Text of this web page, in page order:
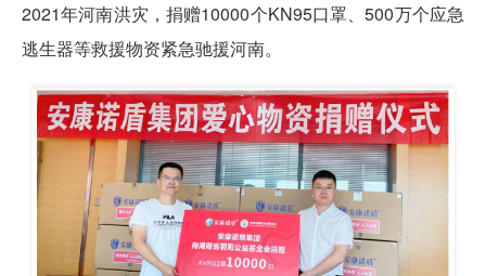
2021年河南洪灾，捐赠10000个KN95口罩、500万个应急
逃生器等救援物资紧急驰援河南。